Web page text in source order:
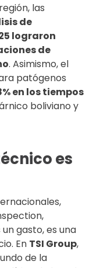
las
de
lograron
de
. Asimismo, el
patógenos
en los tiempos
boliviano y
es
gasto, es una
En TSI Group,
de la